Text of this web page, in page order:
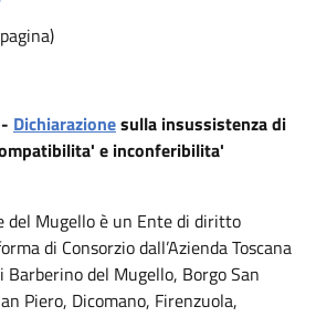
- Dichiarazionesulla insussistenza di
e inconferibilita'
del Mugello è un Ente di diritto
di Consorzio dall’Azienda Toscana
Barberino del Mugello, Borgo San
Piero, Dicomano, Firenzuola,